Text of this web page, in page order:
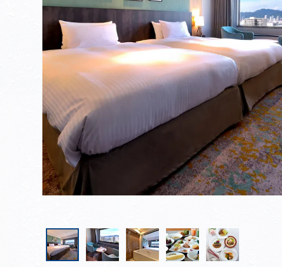
ガレットブルトンヌ
神戸ポートピアホテル朝食
パン9種詰め合わせ【冷凍】